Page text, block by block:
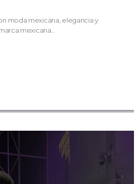
moda mexicana, elegancia y
mexicana...